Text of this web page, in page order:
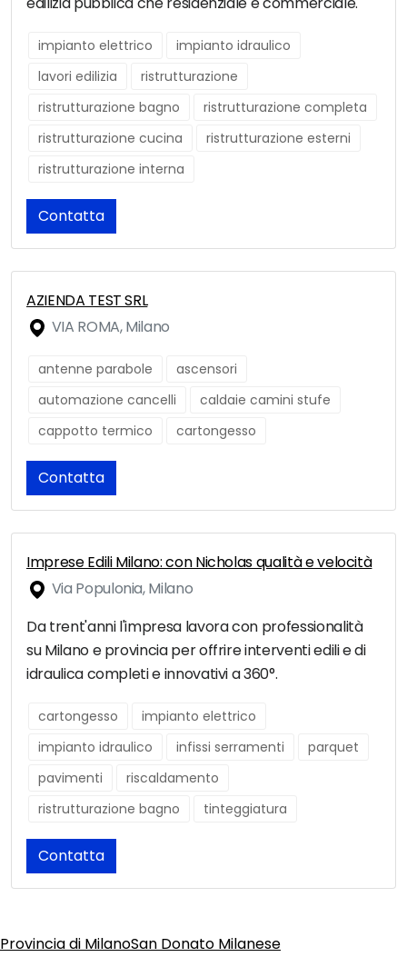
impianto elettrico
impianto idraulico
lavori edilizia
ristrutturazione
ristrutturazione bagno
ristrutturazione completa
ristrutturazione cucina
ristrutturazione esterni
ristrutturazione interna
Contatta
AZIENDA TEST SRL
VIA ROMA, Milano
antenne parabole
ascensori
automazione cancelli
caldaie camini stufe
cappotto termico
cartongesso
Contatta
Imprese Edili Milano: con Nicholas qualità e velocità
Via Populonia, Milano
Da trent'anni l'impresa lavora con professionalità
su Milano e provincia per offrire interventi edili e di
idraulica completi e innovativi a 360°.
cartongesso
impianto elettrico
impianto idraulico
infissi serramenti
parquet
pavimenti
riscaldamento
ristrutturazione bagno
tinteggiatura
Contatta
Provincia di MilanoSan Donato Milanese